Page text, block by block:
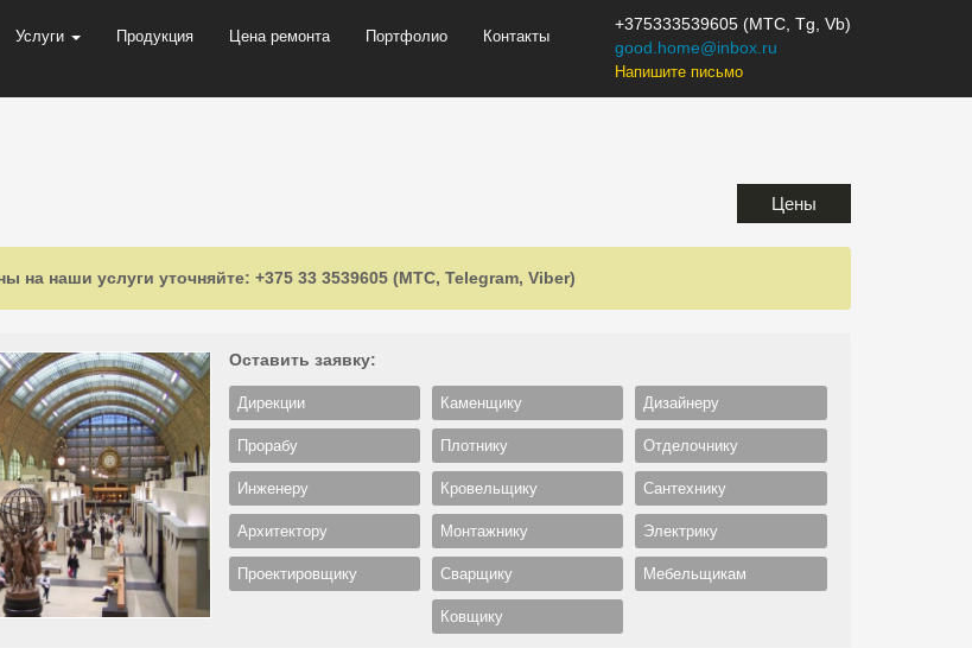
+375333539605 (МТС, Tg, Vb)
good.home@inbox.ru
Напишите письмо
Услуги Продукция Цена ремонта Портфолио Контакты
Цены
на наши услуги уточняйте: +375 33 3539605 (МТС, Telegram, Viber)
Оставить заявку:
Дирекции
Прорабу
Инженеру
Архитектору
Проектировщику
Каменщику
Плотнику
Кровельщику
Монтажнику
Сварщику
Ковщику
Дизайнеру
Отделочнику
Сантехнику
Электрику
Мебельщикам